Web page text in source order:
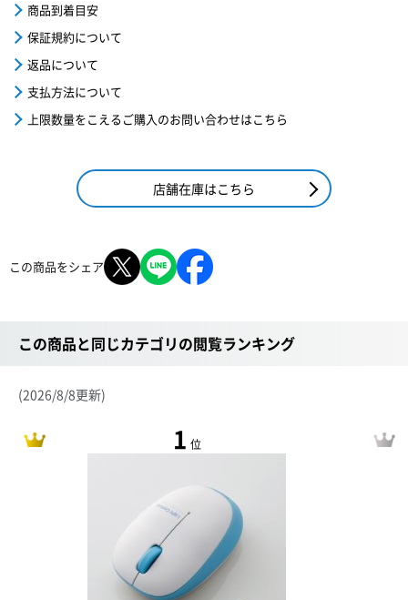
商品到着目安
保証規約について
返品について
支払方法について
上限数量をこえるご購入のお問い合わせはこちら
店舗在庫はこちら
この商品をシェア
この商品と同じカテゴリの閲覧ランキング
(2026/8/8更新)
1 位